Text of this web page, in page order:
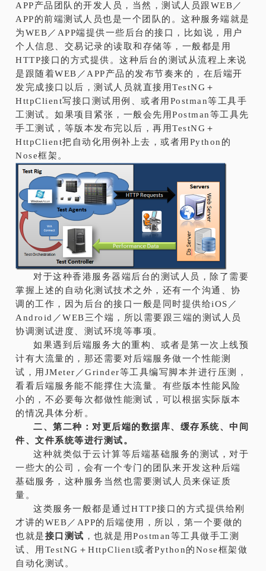
APP产品团队的开发人员，当然，测试人员跟WEB／
APP的前端测试人员也是一个团队的。这种服务端就是
为WEB／APP端提供一些后台的接口，比如说，用户
个人信息、交易记录的读取和存储等，一般都是用
HTTP接口的方式提供。这种后台的测试从流程上来说
是跟随着WEB／APP产品的发布节奏来的，在后端开
发完成接口以后，测试人员就直接用TestNG＋
HttpClient写接口测试用例、或者用Postman等工具手
工测试。如果项目紧张，一般会先用Postman等工具先
手工测试，等版本发布完以后，再用TestNG＋
HttpClient把自动化用例补上去，或者用Python的
Nose框架。
对于这种香港服务器端后台的测试人员，除了需要
掌握上述的自动化测试技术之外，还有一个沟通、协
调的工作，因为后台的接口一般是同时提供给iOS／
Android／WEB三个端，所以需要跟三端的测试人员
协调测试进度、测试环境等事项。
如果遇到后端服务大的重构、或者是第一次上线预
计有大流量的，那还需要对后端服务做一个性能测
试，用JMeter／Grinder等工具编写脚本并进行压测，
看看后端服务能不能撑住大流量。有些版本性能风险
小的，不必要每次都做性能测试，可以根据实际版本
的情况具体分析。
二、第二种：对更后端的数据库、缓存系统、中间
件、文件系统等进行测试。
这种就类似于云计算等后端基础服务的测试，对于
一些大的公司，会有一个专门的团队来开发这种后端
基础服务，这种服务当然也需要测试人员来保证质
量。
这类服务一般都是通过HTTP接口的方式提供给刚
才讲的WEB／APP的后端使用，所以，第一个要做的
也就是接口测试 ，也就是用Postman等工具做手工测
试、用TestNG＋HttpClient或者Python的Nose框架做
自动化测试。